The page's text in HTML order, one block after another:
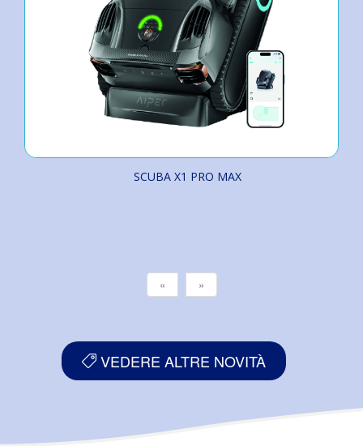
SCUBA X1 PRO MAX
« »
VEDERE ALTRE NOVITÀ